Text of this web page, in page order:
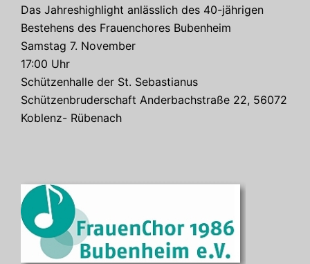
Das Jahreshighlight anlässlich des 40-jährigen
Bestehens des Frauenchores Bubenheim
Samstag 7. November
17:00 Uhr
Schützenhalle der St. Sebastianus
Schützenbruderschaft Anderbachstraße 22, 56072
Koblenz- Rübenach